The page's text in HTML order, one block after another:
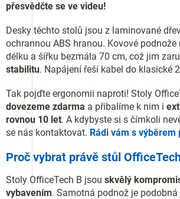
přesvědčte se ve videu!
Desky těchto stolů jsou z laminované
ochrannou ABS hranou. Kovové
délku a šířku bezmála 70 cm, což jim
stabilitu. Napájení řeší kabel do klasické
Tak pojďte ergonomii naproti! Stoly
dovezeme zdarma a přibalíme k nim i
rovnou 10 let. A kdybyste si s čímkoli
se nás kontaktovat. Rádi vám s výběrem
Proč vybrat právě stůl
Stoly OfficeTech B jsou skvělý
vybavením. Samotná podnož je